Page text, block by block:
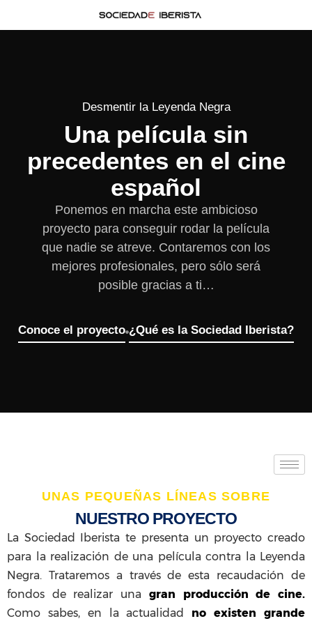
Desmentir la Leyenda Negra
Una película sin
precedentes en el cine
español
Ponemos en marcha este ambicioso
proyecto para conseguir rodar la película
que nadie se atreve. Contaremos con los
mejores profesionales, pero sólo será
posible gracias a ti…
Conoce el proyecto ¿Qué es la Sociedad Iberista?
UNAS PEQUEÑAS LÍNEAS SOBRE
NUESTRO PROYECTO
La Sociedad Iberista te presenta un proyecto creado
para la realización de una película contra la Leyenda
Negra. Trataremos a través de esta recaudación de
fondos de realizar una gran producción de cine.
Como sabes, en la actualidad no existen grande